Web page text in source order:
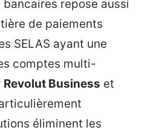
repose aussi
de paiements
SELAS ayant une
comptes multi-
Revolut Business et
éliminent les